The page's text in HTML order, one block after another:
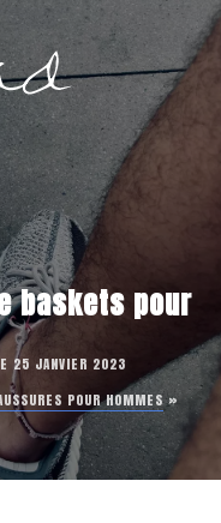
baskets pour
25 JANVIER 2023
POUR HOMMES»